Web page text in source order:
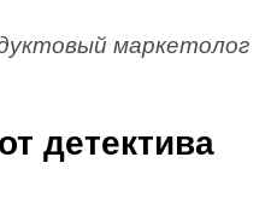
маркетолог
детектива